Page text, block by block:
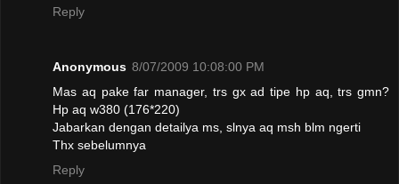
Reply
Anonymous 8/07/2009 10:08:00 PM
Mas aq pake far manager, trs gx ad tipe hp aq, trs gmn?
Hp aq w380 (176*220)
Jabarkan dengan detailya ms, slnya aq msh blm ngerti
Thx sebelumnya
Reply